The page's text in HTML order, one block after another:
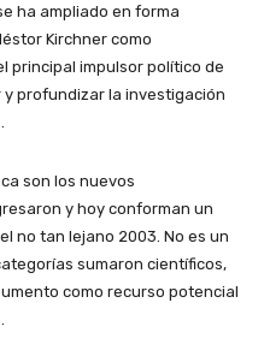
ha ampliado en forma
Kirchner como
principal impulsor político de
profundizar la investigación
son los nuevos
y hoy conforman un
no tan lejano 2003. No es un
sumaron científicos,
como recurso potencial